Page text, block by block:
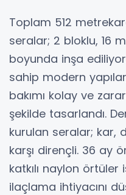
Toplam 512
seralar; 2 bloklu, 16
boyunda inşa
sahip modern
bakımı kolay ve
şekilde tasarlandı.
kurulan seralar; kar,
karşı dirençli. 36 ay
katkılı naylon örtüler
ilaçlama ihtiyacını